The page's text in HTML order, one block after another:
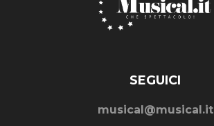
SEGUICI
musical@musical.it